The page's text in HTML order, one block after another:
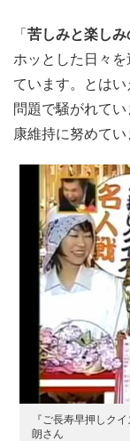
「 苦しみと楽しみ
ホッとした日々
ています。とは
問題で騒がれて
康維持に努めてい
『ご長寿早押しク
朗さん